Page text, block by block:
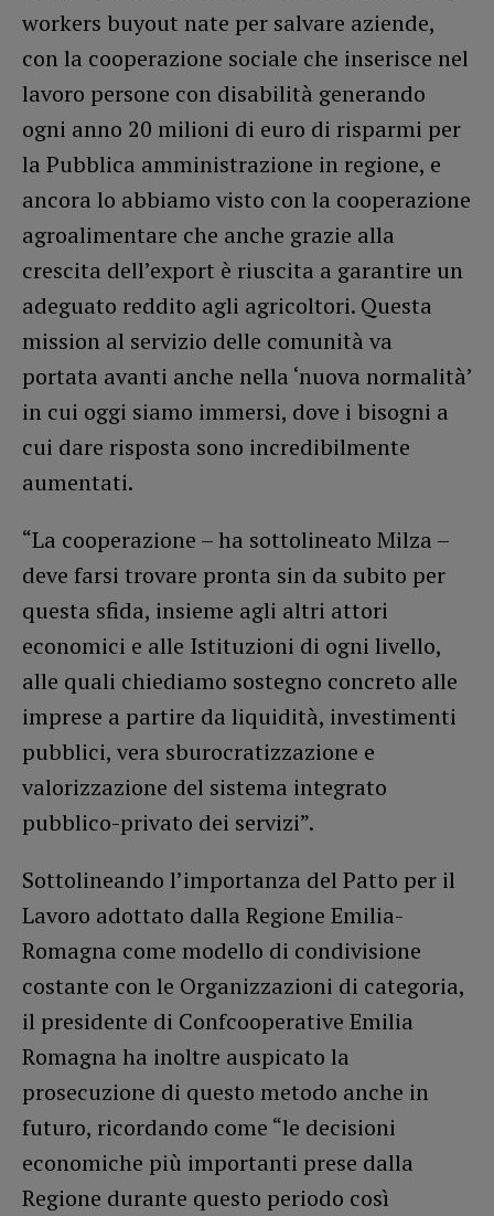
workers buyout nate per salvare aziende,
con la cooperazione sociale che inserisce nel
lavoro persone con disabilità generando
ogni anno 20 milioni di euro di risparmi per
la Pubblica amministrazione in regione, e
ancora lo abbiamo visto con la cooperazione
agroalimentare che anche grazie alla
crescita dell’export è riuscita a garantire un
adeguato reddito agli agricoltori. Questa
mission al servizio delle comunità va
portata avanti anche nella ‘nuova normalità’
in cui oggi siamo immersi, dove i bisogni a
cui dare risposta sono incredibilmente
aumentati.
“La cooperazione – ha sottolineato Milza –
deve farsi trovare pronta sin da subito per
questa sfida, insieme agli altri attori
economici e alle Istituzioni di ogni livello,
alle quali chiediamo sostegno concreto alle
imprese a partire da liquidità, investimenti
pubblici, vera sburocratizzazione e
valorizzazione del sistema integrato
pubblico-privato dei servizi”.
Sottolineando l’importanza del Patto per il
Lavoro adottato dalla Regione Emilia-
Romagna come modello di condivisione
costante con le Organizzazioni di categoria,
il presidente di Confcooperative Emilia
Romagna ha inoltre auspicato la
prosecuzione di questo metodo anche in
futuro, ricordando come “le decisioni
economiche più importanti prese dalla
Regione durante questo periodo così